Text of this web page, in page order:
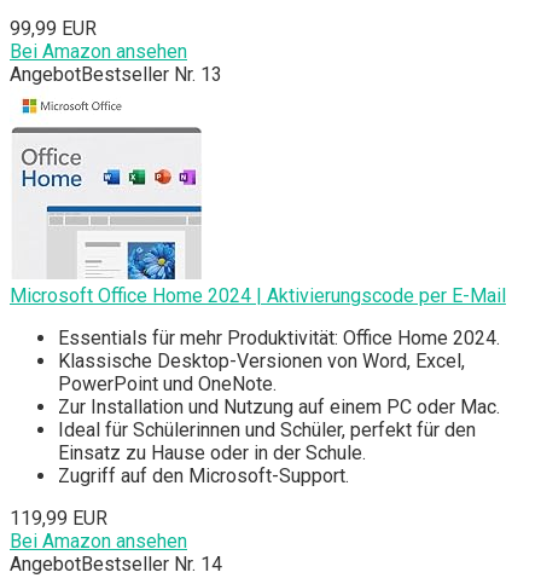
99,99 EUR
Bei Amazon ansehen
AngebotBestseller Nr. 13
Microsoft Office Home 2024 | Aktivierungscode per E-Mail
Essentials für mehr Produktivität: Office Home 2024.
Klassische Desktop-Versionen von Word, Excel,
PowerPoint und OneNote.
Zur Installation und Nutzung auf einem PC oder Mac.
Ideal für Schülerinnen und Schüler, perfekt für den
Einsatz zu Hause oder in der Schule.
Zugriff auf den Microsoft-Support.
119,99 EUR
Bei Amazon ansehen
AngebotBestseller Nr. 14